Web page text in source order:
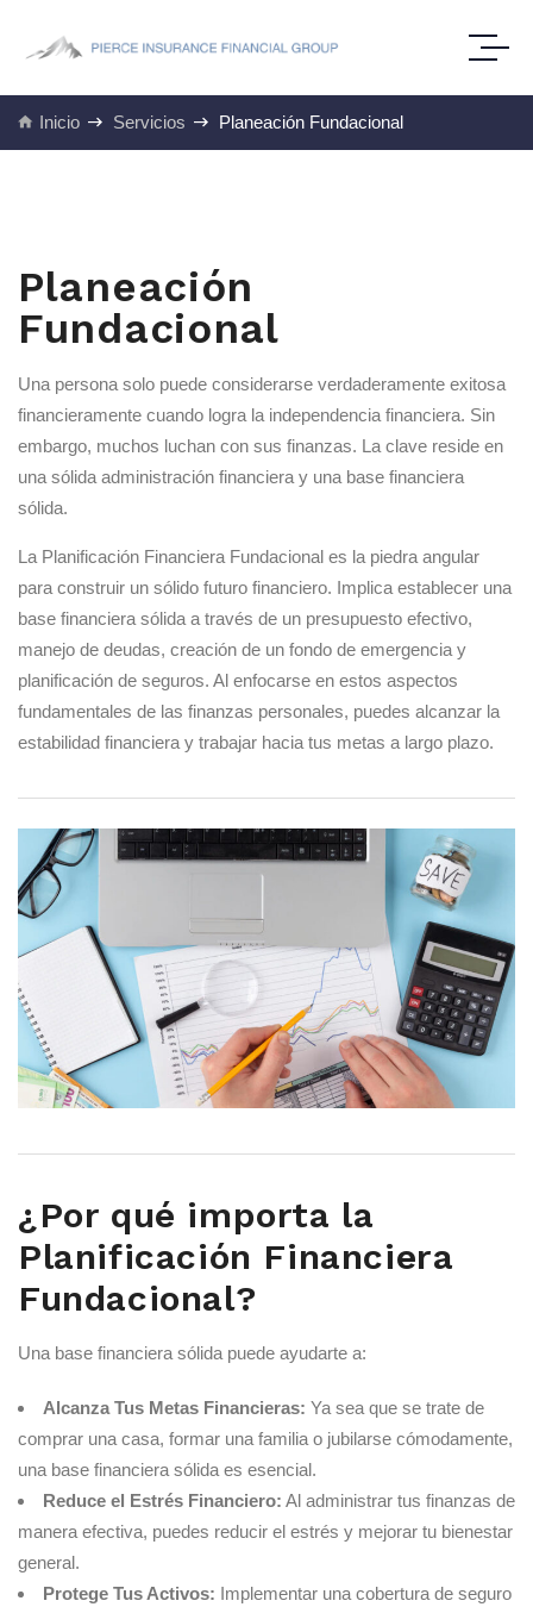
Inicio Servicios Planeación Fundacional
Planeación
Fundacional
Una persona solo puede considerarse verdaderamente exitosa
financieramente cuando logra la independencia financiera. Sin
embargo, muchos luchan con sus finanzas. La clave reside en
una sólida administración financiera y una base financiera
sólida.
La Planificación Financiera Fundacional es la piedra angular
para construir un sólido futuro financiero. Implica establecer una
base financiera sólida a través de un presupuesto efectivo,
manejo de deudas, creación de un fondo de emergencia y
planificación de seguros. Al enfocarse en estos aspectos
fundamentales de las finanzas personales, puedes alcanzar la
estabilidad financiera y trabajar hacia tus metas a largo plazo.
¿Por qué importa la
Planificación Financiera
Fundacional?
Una base financiera sólida puede ayudarte a:
Alcanza Tus Metas Financieras: Ya sea que se trate de
comprar una casa, formar una familia o jubilarse cómodamente,
una base financiera sólida es esencial.
Reduce el Estrés Financiero: Al administrar tus finanzas de
manera efectiva, puedes reducir el estrés y mejorar tu bienestar
general.
Protege Tus Activos: Implementar una cobertura de seguro